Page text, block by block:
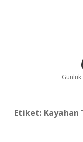
Etiket: Kayahan